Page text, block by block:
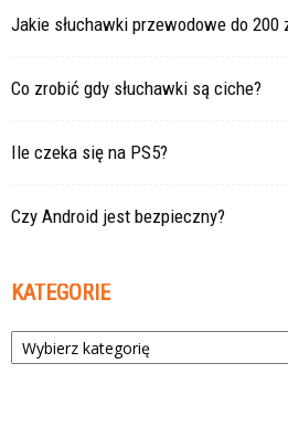
Jakie słuchawki przewodowe do 200
Co zrobić gdy słuchawki są ciche?
Ile czeka się na PS5?
Czy Android jest bezpieczny?
KATEGORIE
Kategorie